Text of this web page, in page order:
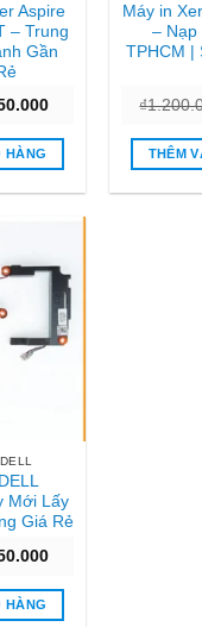
Aspire
– Trung
Gần
Giá
tại
₫250.000.
HÀNG
Máy in
– Nạp
TPHCM |
₫
THÊM
Mới Lấy
Giá Rẻ
Giá
tại
₫150.000.
HÀNG